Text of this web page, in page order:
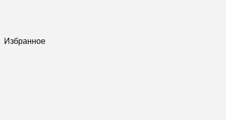
Избранное